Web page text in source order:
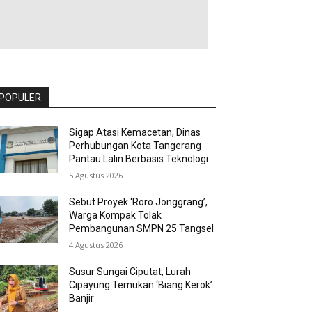
Sigap Atasi Kemacetan, Dinas
Perhubungan Kota Tangerang
Pantau Lalin Berbasis Teknologi
5 Agustus 2026
Sebut Proyek ‘Roro Jonggrang’,
Warga Kompak Tolak
Pembangunan SMPN 25 Tangsel
4 Agustus 2026
Susur Sungai Ciputat, Lurah
Cipayung Temukan ‘Biang Kerok’
Banjir